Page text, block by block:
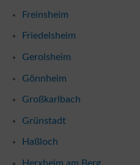
Freinsheim
Friedelsheim
Gerolsheim
Gönnheim
Großkarlbach
Grünstadt
Haßloch